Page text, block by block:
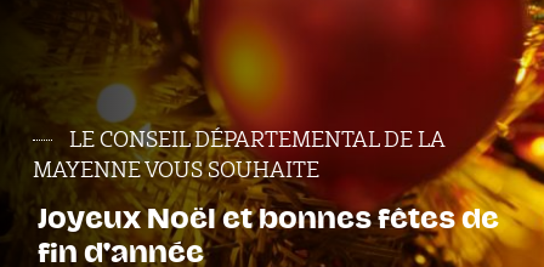
Accentuer
le
contraste
LE CONSEIL DÉPARTEMENTAL DE LA
MAYENNE VOUS SOUHAITE
Joyeux Noël et bonnes fêtes de
fin d'année